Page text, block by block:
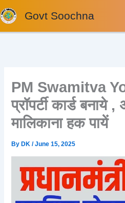
to
content
Govt Soochna
PM Swamitva
प्रॉपर्टी कार्ड बनाये
मालिकाना हक पायें
By DK/June 15, 2025